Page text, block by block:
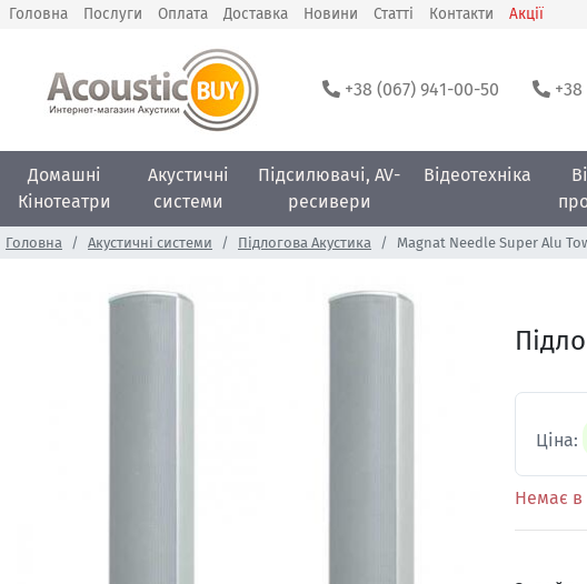
Головна Послуги Оплата Доставка Новини Статті Контакти Акції
+38 (067) 941-00-50 +38
Домашні
Кінотеатри
Акустичні
системи
Підсилювачі, AV-
ресивери
Відеотехніка
Головна Акустичні системи Підлогова Акустика Magnat Needle Super Alu
Ціна:
Немає в